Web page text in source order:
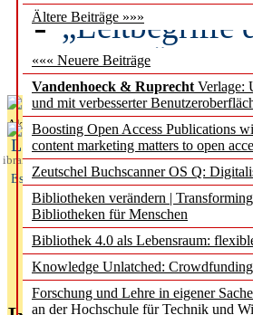
Ältere Beiträge »»»
««« Neuere Beiträge
Vandenhoeck & Ruprecht Verlage:
und mit verbesserter
Boosting Open Access Publications
content marketing matters to open
Zeutschel Buchscanner OS Q:
Bibliotheken verändern |
Bibliotheken für Menschen
Bibliothek 4.0 als Lebensraum:
Knowledge Unlatched:
Forschung und Lehre in eigener
an der Hochschule für Technik und
„Leitbegriffe
des BIÖG
Aktuelles aus
L
ibrary
Essentials